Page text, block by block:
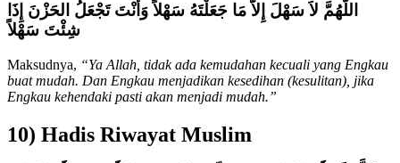
اللَّهُمَّ لاَ سَهْلَ إِلاَّ مَا جَعَلْتَهُ سَهْلاً وَأَنْتَ تَجْعَلُ الحَزْنَ إِذَا
شِئْتَ سَهْلاً
Maksudnya, “Ya Allah, tidak ada kemudahan kecuali yang Engkau
buat mudah. Dan Engkau menjadikan kesedihan (kesulitan), jika
Engkau kehendaki pasti akan menjadi mudah.”
10) Hadis Riwayat Muslim